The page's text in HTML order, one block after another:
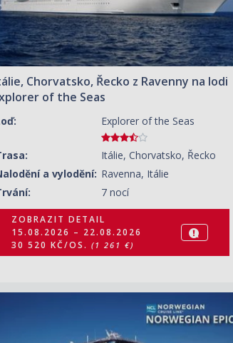
Chorvatsko, Řecko z Ravenny na lodi
of the Seas
Explorer of the Seas
Itálie, Chorvatsko, Řecko
a vylodění: Ravenna, Itálie
7 nocí
ZOBRAZIT DETAIL
15.08.2026 – 22.08.2026
30 520 KČ/OS.(1 261 €)
ZOBRAZIT DETAIL
16.08.2026 – 23.08.2026